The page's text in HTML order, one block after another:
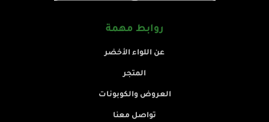
روابط مهمة
عن اللواء الأخضر
المتجر
العروض والكوبونات
تواصل معنا